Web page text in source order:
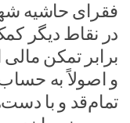
فقرای حاشیه
در نقاط دیگر
برابر تمکن
و اصولاً به حساب
تمام‌قد و با